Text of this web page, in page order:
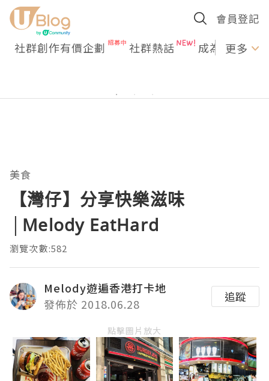
會員登記
社群創作有價企劃 社群熱話 成為U更多
美食
【灣仔】分享快樂滋味
│Melody EatHard
瀏覽次數:582
Melody遊遍香港打卡地
發佈於 2018.06.28
追蹤
點擊圖片放大